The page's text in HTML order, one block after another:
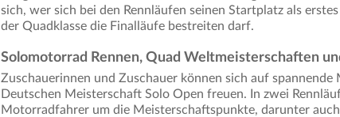
sich, wer sich bei den Rennläufen seinen Startplatz als
der Quadklasse die Finalläufe bestreiten darf.
Solomotorrad Rennen, Quad Weltmeisterschaften
Zuschauerinnen und Zuschauer können sich auf
Deutschen Meisterschaft Solo Open freuen. In zwei
Motorradfahrer um die Meisterschaftspunkte, darunter